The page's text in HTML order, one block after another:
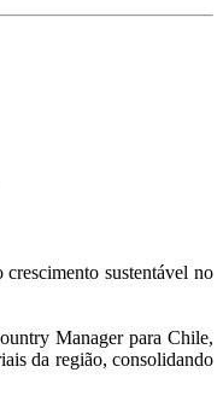
sustentável no
Manager para Chile,
da região, consolidando